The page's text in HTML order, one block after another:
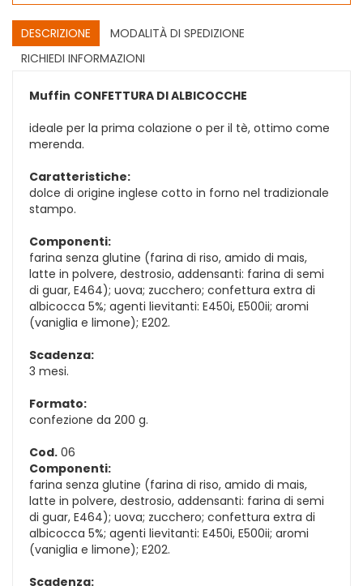
DESCRIZIONE
MODALITÀ DI SPEDIZIONE
RICHIEDI INFORMAZIONI
Muffin CONFETTURA DI ALBICOCCHE
ideale per la prima colazione o per il tè, ottimo come
merenda.
Caratteristiche:
dolce di origine inglese cotto in forno nel tradizionale
stampo.
Componenti:
farina senza glutine (farina di riso, amido di mais,
latte in polvere, destrosio, addensanti: farina di semi
di guar, E464); uova; zucchero; confettura extra di
albicocca 5%; agenti lievitanti: E450i, E500ii; aromi
(vaniglia e limone); E202.
Scadenza:
3 mesi.
Formato:
confezione da 200 g.
Cod. 06
Componenti:
farina senza glutine (farina di riso, amido di mais,
latte in polvere, destrosio, addensanti: farina di semi
di guar, E464); uova; zucchero; confettura extra di
albicocca 5%; agenti lievitanti: E450i, E500ii; aromi
(vaniglia e limone); E202.
Scadenza: